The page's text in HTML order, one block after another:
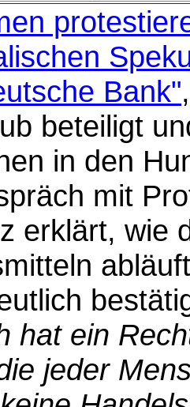
Bank"
beteiligt
in den
mit
erklärt, wie
hat ein
jeder